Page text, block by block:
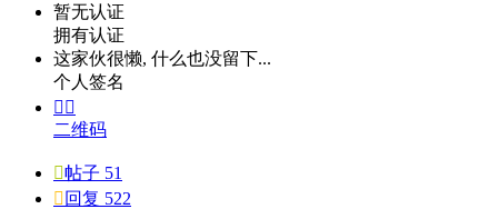
暂无认证
拥有认证
这家伙很懒, 什么也没留下...
个人签名
 
二维码
帖子 51
 回复 522